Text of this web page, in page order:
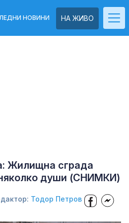
НА ЖИВО
НОВИНИ
Жилищна сграда
души (СНИМКИ)
Тодор Петров